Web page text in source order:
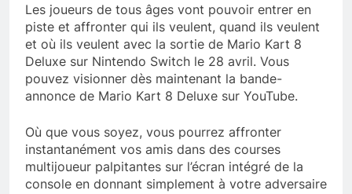
Les joueurs de tous âges vont pouvoir entrer en
piste et affronter qui ils veulent, quand ils veulent
et où ils veulent avec la sortie de Mario Kart 8
Deluxe sur Nintendo Switch le 28 avril. Vous
pouvez visionner dès maintenant la bande-
annonce de Mario Kart 8 Deluxe sur YouTube.
Où que vous soyez, vous pourrez affronter
instantanément vos amis dans des courses
multijoueur palpitantes sur l’écran intégré de la
console en donnant simplement à votre adversaire